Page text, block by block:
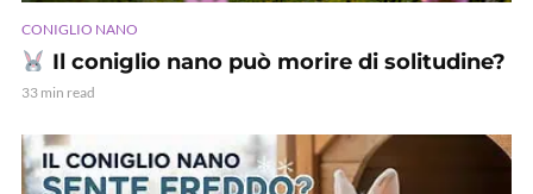
CONIGLIO NANO
Il coniglio nano può morire di solitudine?
33 min read